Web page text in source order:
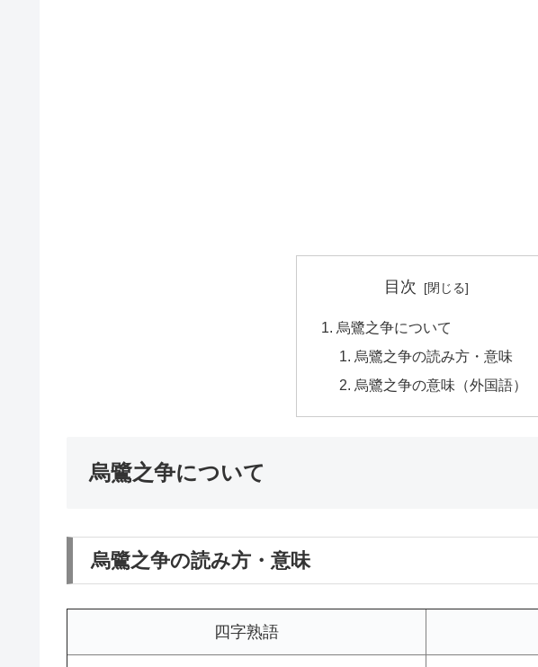
目次
烏鷺之争について
烏鷺之争の読み方・意味
烏鷺之争の意味（外国語）
烏鷺之争について
烏鷺之争の読み方・意味
四字熟語